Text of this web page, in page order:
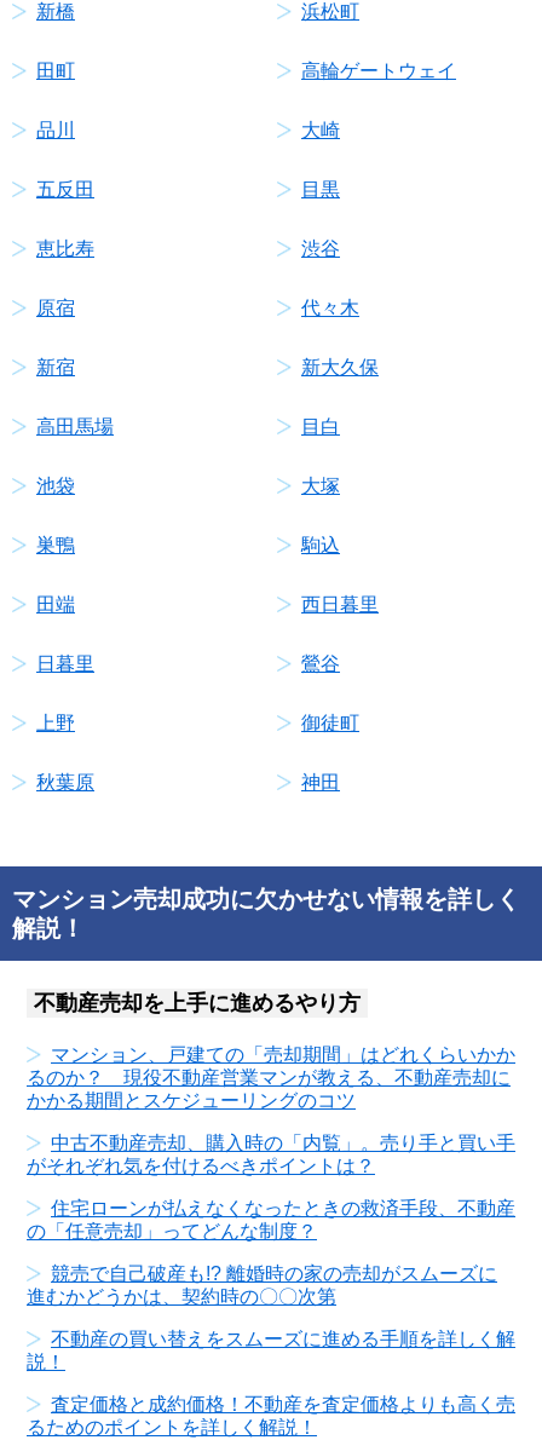
新橋 浜松町
田町 高輪ゲートウェイ
品川 大崎
五反田 目黒
恵比寿 渋谷
原宿 代々木
新宿 新大久保
高田馬場 目白
池袋 大塚
巣鴨 駒込
田端 西日暮里
日暮里 鶯谷
上野 御徒町
秋葉原 神田
マンション売却成功に欠かせない情報を詳しく
解説！
不動産売却を上手に進めるやり方
マンション、戸建ての「売却期間」はどれくらいかか
るのか？ 現役不動産営業マンが教える、不動産売却に
かかる期間とスケジューリングのコツ
中古不動産売却、購入時の「内覧」。売り手と買い手
がそれぞれ気を付けるべきポイントは？
住宅ローンが払えなくなったときの救済手段、不動産
の「任意売却」ってどんな制度？
競売で自己破産も!? 離婚時の家の売却がスムーズに
進むかどうかは、契約時の〇〇次第
不動産の買い替えをスムーズに進める手順を詳しく解
説！
査定価格と成約価格！不動産を査定価格よりも高く売
るためのポイントを詳しく解説！